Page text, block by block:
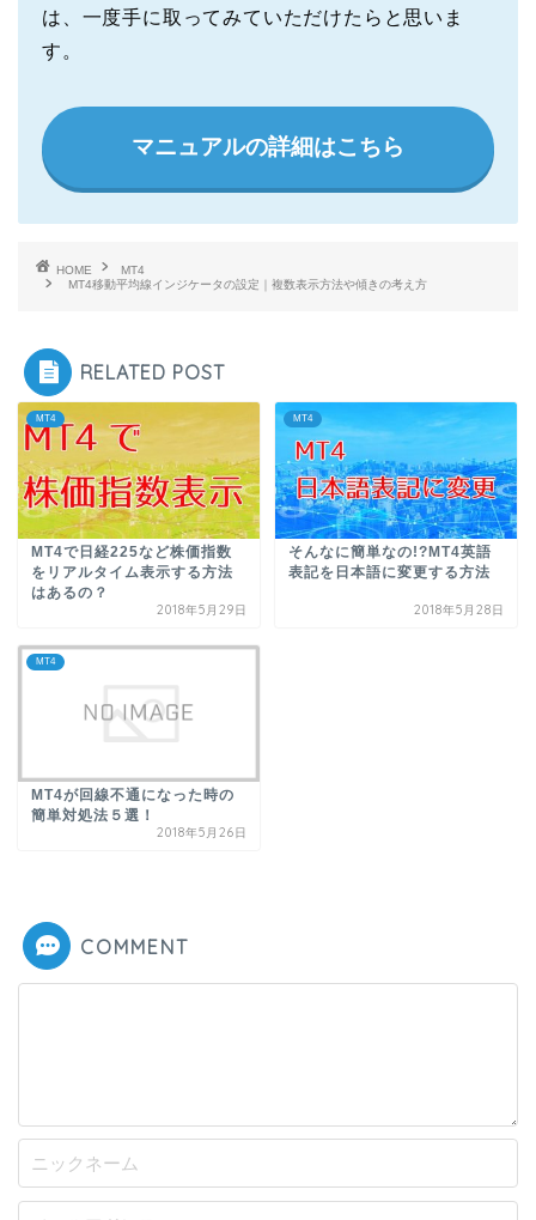
は、一度手に取ってみていただけたらと思いま
す。
マニュアルの詳細はこちら
HOME
MT4
MT4移動平均線インジケータの設定｜複数表示方法や傾きの考え方
RELATED POST
MT4
MT4で日経225など株価指数
をリアルタイム表示する方法
はあるの？
2018年5月29日
MT4
そんなに簡単なの!?MT4英語
表記を日本語に変更する方法
2018年5月28日
MT4
MT4が回線不通になった時の
簡単対処法５選！
2018年5月26日
COMMENT